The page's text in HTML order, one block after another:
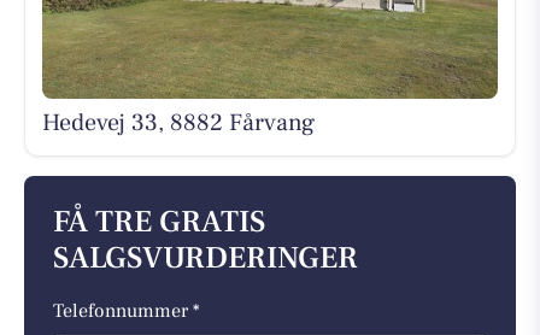
Hedevej 33, 8882 Fårvang
FÅ TRE GRATIS
SALGSVURDERINGER
Telefonnummer *